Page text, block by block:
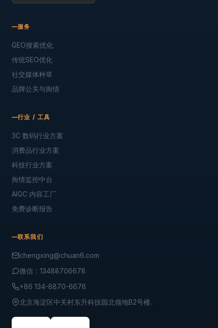
服务
GEO搜索优化
传统SEO优化
社交媒体种草
品牌公关与舆情
行业 / 工具
3C 数码行业方案
消费品行业方案
科技行业方案
舆情监控中台
AIGC 内容工厂
免费诊断报告
联系我们
chengxing@chuan6.com
微信：13488706678
+86 134-8870-6678
北京海淀区中关村东升科技园北领地B2号楼.